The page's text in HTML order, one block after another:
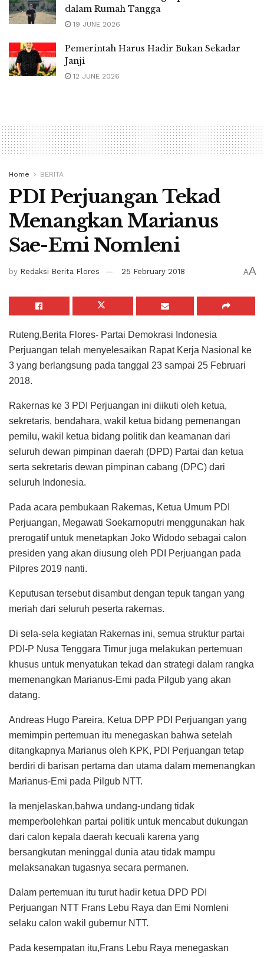
dalam Rumah Tangga
19 JUNE 2026
Pemerintah Harus Hadir Bukan Sekadar
Janji
12 JUNE 2026
Home BERITA
PDI Perjuangan Tekad
Menangkan Marianus
Sae-Emi Nomleni
by Redaksi Berita Flores 25 February 2018 AA
Ruteng,Berita Flores- Partai Demokrasi Indonesia
Perjuangan telah menyelesaikan Rapat Kerja Nasional ke
3 yang berlangsung pada tanggal 23 sampai 25 Februari
2018.
Rakernas ke 3 PDI Perjuangan ini diikuti oleh ketua,
sekretaris, bendahara, wakil ketua bidang pemenangan
pemilu, wakil ketua bidang politik dan keamanan dari
seluruh dewan pimpinan daerah (DPD) Partai dan ketua
serta sekretaris dewan pimpinan cabang (DPC) dari
seluruh Indonesia.
Pada acara pembukaan Rakernas, Ketua Umum PDI
Perjuangan, Megawati Soekarnoputri menggunakan hak
prerogatif untuk menetapkan Joko Widodo sebagai calon
presiden yang akan diusung oleh PDI Perjuangan pada
Pilpres 2019 nanti.
Keputusan tersebut disambut dengan tepuk tangan yang
meriah dari seluruh peserta rakernas.
Di sela-sela kegiatan Rakernas ini, semua struktur partai
PDI-P Nusa Tenggara Timur juga melakukan pertemuan
khusus untuk menyatukan tekad dan strategi dalam rangka
memenangkan Marianus-Emi pada Pilgub yang akan
datang.
Andreas Hugo Pareira, Ketua DPP PDI Perjuangan yang
memimpin pertemuan itu menegaskan bahwa setelah
ditangkapnya Marianus oleh KPK, PDI Perjuangan tetap
berdiri di barisan pertama dan utama dalam memenangkan
Marianus-Emi pada Pilgub NTT.
Ia menjelaskan,bahwa undang-undang tidak
memperbolehkan partai politik untuk mencabut dukungan
dari calon kepala daerah kecuali karena yang
bersangkutan meninggal dunia atau tidak mampu
melaksanakan tugasnya secara permanen.
Dalam pertemuan itu turut hadir ketua DPD PDI
Perjuangan NTT Frans Lebu Raya dan Emi Nomleni
selaku calon wakil gubernur NTT.
Pada kesempatan itu,Frans Lebu Raya menegaskan